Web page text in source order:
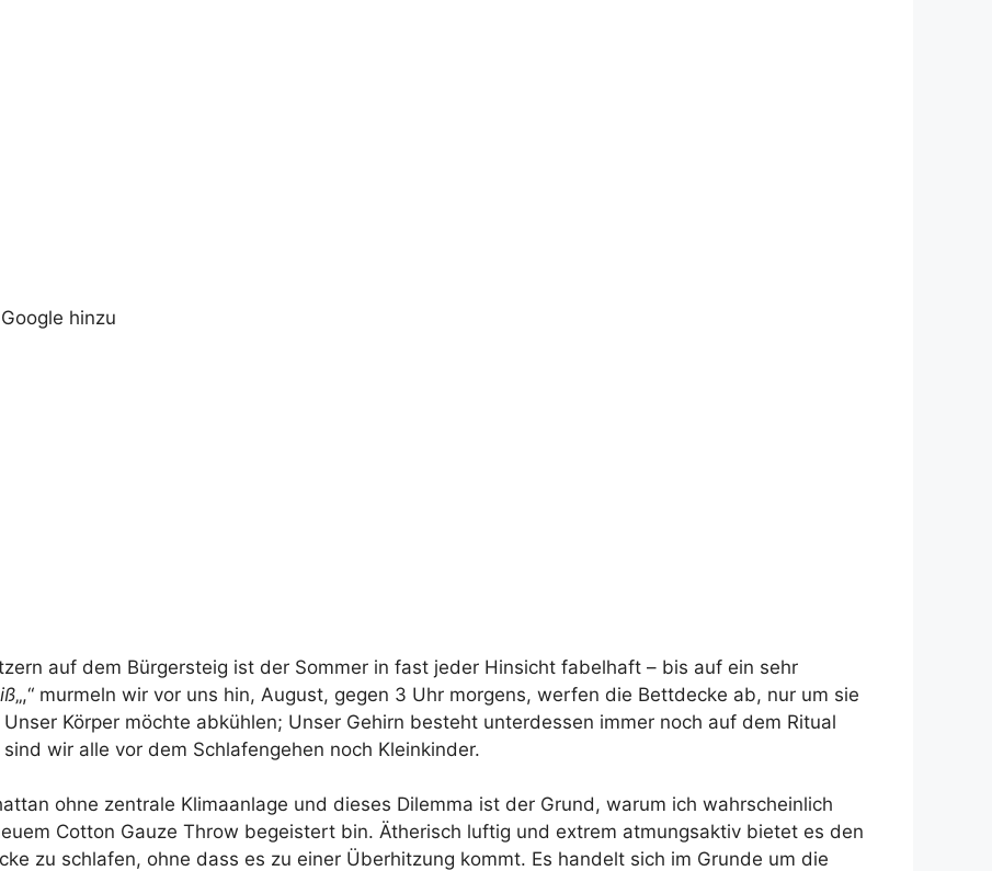
hinzu
auf dem Bürgersteig ist der Sommer in fast jeder Hinsicht fabelhaft – bis auf ein sehr
„,“ murmeln wir vor uns hin, August, gegen 3 Uhr morgens, werfen die Bettdecke ab, nur um sie
Körper möchte abkühlen; Unser Gehirn besteht unterdessen immer noch auf dem Ritual
wir alle vor dem Schlafengehen noch Kleinkinder.
ohne zentrale Klimaanlage und dieses Dilemma ist der Grund, warum ich wahrscheinlich
Cotton Gauze Throw begeistert bin. Ätherisch luftig und extrem atmungsaktiv bietet es den
zu schlafen, ohne dass es zu einer Überhitzung kommt. Es handelt sich im Grunde um die